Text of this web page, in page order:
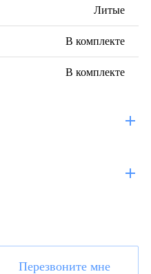
Литые
В комплекте
В комплекте
Перезвоните мне